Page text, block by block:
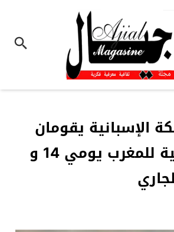
الإسبانية يقومان
بزيارة رسمية للمغرب يومي 14 و